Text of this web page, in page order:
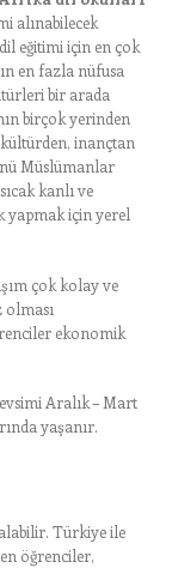
alınabilecek
eğitimi için en çok
en fazla nüfusa
bir arada
birçok yerinden
inançtan
Müslümanlar
kanlı ve
yapmak için yerel
çok kolay ve
olması
ekonomik
Aralık – Mart
yaşanır.
Türkiye ile
öğrenciler,